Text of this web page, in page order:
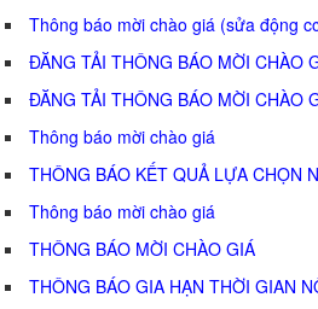
Thông báo mời chào giá (sửa động
ĐĂNG TẢI THÔNG BÁO MỜI CHÀO
ĐĂNG TẢI THÔNG BÁO MỜI CHÀO
Thông báo mời chào giá
THÔNG BÁO KẾT QUẢ LỰA CHỌN
Thông báo mời chào giá
THÔNG BÁO MỜI CHÀO GIÁ
THÔNG BÁO GIA HẠN THỜI GIAN